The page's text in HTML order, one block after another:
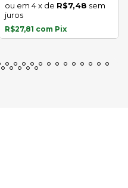
4x de R$7,48 sem
juros
R$27,81 com Pix